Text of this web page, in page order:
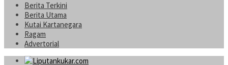
Berita Terkini
Berita Utama
Kutai Kartanegara
Ragam
Advertorial